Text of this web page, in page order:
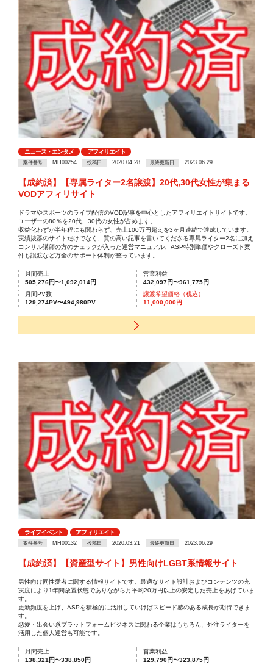
ニュース・エンタメ アフィリエイト
案件番号 MH00254 投稿日 2020.04.28 最終更新日 2023.06.29
【成約済】【専属ライター2名譲渡】20代,30代女性が集まる
VODアフィリサイト
ドラマやスポーツのライブ配信のVOD記事を中心としたアフィリエイトサイトです。
ユーザーの80％を20代、30代の女性が占めます。
収益化わずか半年程にも関わらず、売上100万円超えを3ヶ月連続で達成しています。
実績抜群のサイトだけでなく、質の高い記事を書いてくださる専属ライター2名に加え
コンサル講師の方のチェックが入った運営マニュアル、ASP特別単価やクローズド案
件も譲渡など万全のサポート体制が整っています。
月間売上
505,276円〜1,092,014円
営業利益
432,097円〜961,775円
月間PV数
129,274PV〜494,980PV
譲渡希望価格（税込）
11,000,000円
ライフイベント アフィリエイト
案件番号 MH00132 投稿日 2020.03.21 最終更新日 2023.06.29
【成約済】【資産型サイト】男性向けLGBT系情報サイト
男性向け同性愛者に関する情報サイトです。最適なサイト設計およびコンテンツの充
実度により1年間放置状態でありながら月平均20万円以上の安定した売上をあげていま
す。
更新頻度を上げ、ASPを積極的に活用していけばスピード感のある成長が期待できま
す。
恋愛・出会い系プラットフォームビジネスに関わる企業はもちろん、外注ライターを
活用した個人運営も可能です。
月間売上
138,321円〜338,850円
営業利益
129,790円〜323,875円